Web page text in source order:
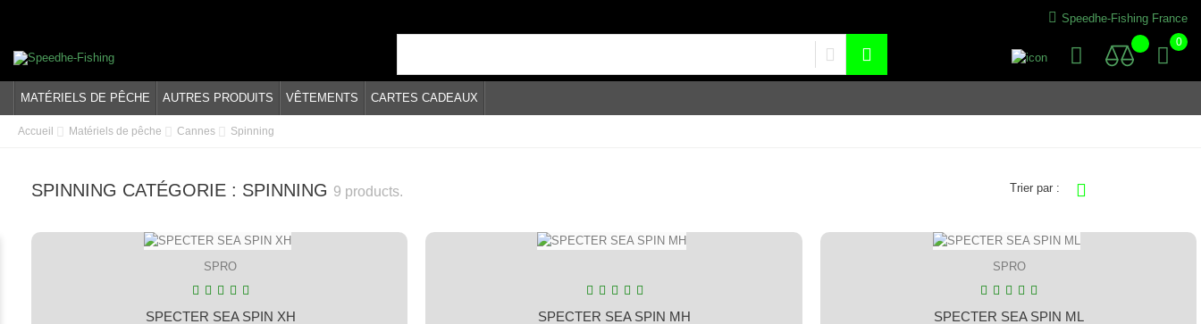
Speedhe-Fishing France
0
MATÉRIELS DE PÊCHE AUTRES PRODUITS VÊTEMENTS CARTES CADEAUX
Accueil Matériels de pêche Cannes Spinning
SPINNING CATÉGORIE : SPINNING 9 products. Trier par :
SPRO
SPECTER SEA SPIN XH SPECTER SEA SPIN MH
SPRO
SPECTER SEA SPIN ML